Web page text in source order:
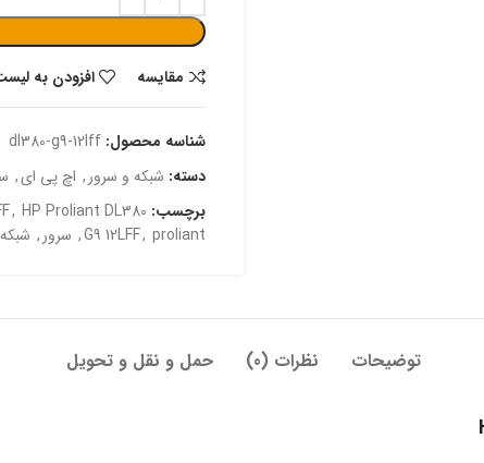
مقایسه
افزودن به
شناسه محصول: dl380-g9-12lff
دسته: شبکه و سرور, اچ پی ای,
برچسب:
, HP Proliant DL380
G9 12LFF, proliant
, سرور, شبکه
توضیحات نظرات (0) حمل و نقل و تحویل